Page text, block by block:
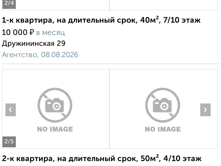
2/4
1-к квартира, на длительный срок, 40м², 7/10 этаж
10 000 ₽ в месяц
Дружининская 29
Агентство, 08.08.2026
2/5
‹ ›
2-к квартира, на длительный срок, 50м², 4/10 этаж